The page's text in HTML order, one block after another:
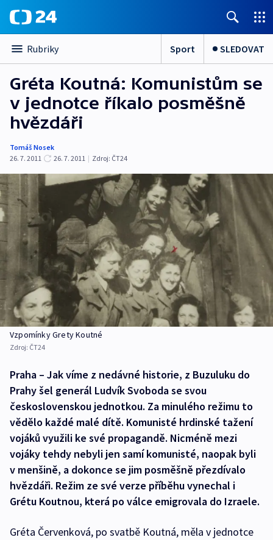
Rubriky Sport SLEDOVAT
Gréta Koutná: Komunistům se
v jednotce říkalo posměšně
hvězdáři
Tomáš Nosek
26. 7. 2011
26. 7. 2011 | Zdroj: ČT24
Vzpomínky Grety Koutné
Zdroj: ČT24
Praha – Jak víme z nedávné historie, z Buzuluku do
Prahy šel generál Ludvík Svoboda se svou
československou jednotkou. Za minulého režimu to
vědělo každé malé dítě. Komunisté hrdinské tažení
vojáků využili ke své propagandě. Nicméně mezi
vojáky tehdy nebyli jen samí komunisté, naopak byli
v menšině, a dokonce se jim posměšně přezdívalo
hvězdáři. Režim ze své verze příběhu vynechal i
Grétu Koutnou, která po válce emigrovala do Izraele.
Gréta Červenková, po svatbě Koutná, měla v jednotce